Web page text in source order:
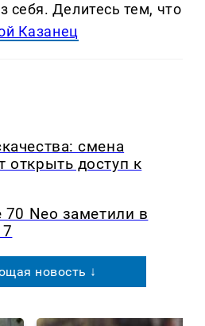
себя. Делитеcь тем, что
Казанец
смена
открыть доступ к
70 Neo заметили в
новость ↓